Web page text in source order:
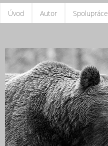
Úvod Autor Spolupráce